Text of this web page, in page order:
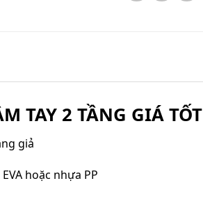
TAY 2 TẦNG GIÁ TỐT
giả
hoặc nhựa PP